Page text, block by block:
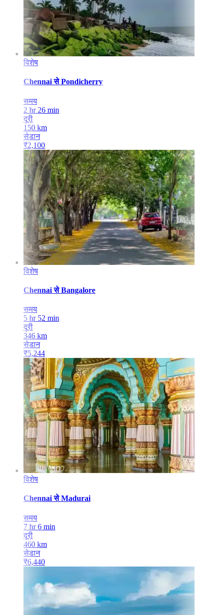
विशेष
Chennai से Pondicherry
समय
2 hr 26 min
दूरी
150 km
सेडान
₹2,100
विशेष
Chennai से Bangalore
समय
5 hr 52 min
दूरी
346 km
सेडान
₹5,244
विशेष
Chennai से Madurai
समय
7 hr 6 min
दूरी
460 km
सेडान
₹6,440